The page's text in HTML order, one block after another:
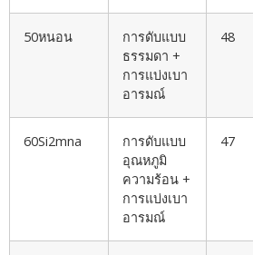
50หนอน
การดับแบบ
ธรรมดา +
การแบ่งเบา
อารมณ์
48
60Si2mna
การดับแบบ
อุณหภูมิ
ความร้อน +
การแบ่งเบา
อารมณ์
47